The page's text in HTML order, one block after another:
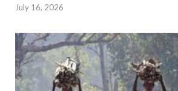
July 16, 2026